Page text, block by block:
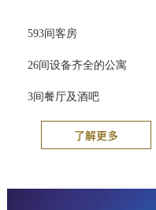
593间客房
26间设备齐全的公寓
3间餐厅及酒吧